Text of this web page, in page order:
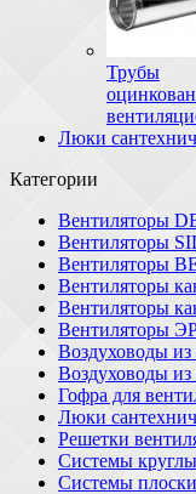
Трубы
Люки
Категории
Вентиляторы
Вентиляторы
Вентиляторы
Вентиляторы
Вентиляторы
Вентиляторы
Воздуховоды
Воздуховоды
Гофра для
Люки
Решетки
Системы
Системы